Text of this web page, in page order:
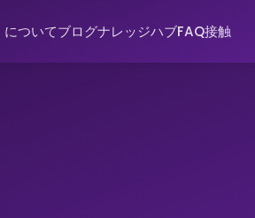
についてブログナレッジハブFAQ接触